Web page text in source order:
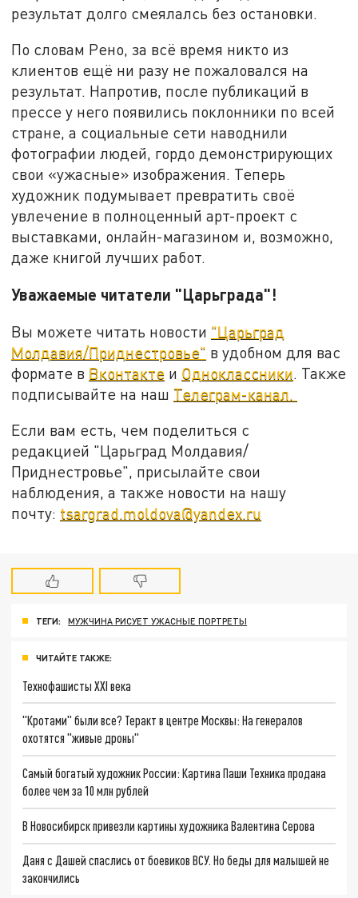
результат долго смеялалсь без остановки.
По словам Рено, за всё время никто из
клиентов ещё ни разу не пожаловался на
результат. Напротив, после публикаций в
прессе у него появились поклонники по всей
стране, а социальные сети наводнили
фотографии людей, гордо демонстрирующих
свои «ужасные» изображения. Теперь
художник подумывает превратить своё
увлечение в полноценный арт-проект с
выставками, онлайн-магазином и, возможно,
даже книгой лучших работ.
Уважаемые читатели "Царьграда"!
Вы можете читать новости "Царьград
Молдавия/Приднестровье" в удобном для вас
формате в Вконтакте и Одноклассники . Также
подписывайте на наш Телеграм-канал.
Если вам есть, чем поделиться с
редакцией "Царьград Молдавия/
Приднестровье", присылайте свои
наблюдения, а также новости на нашу
почту: tsargrad.moldova@yandex.ru
ТЕГИ: МУЖЧИНА РИСУЕТ УЖАСНЫЕ ПОРТРЕТЫ
ЧИТАЙТЕ ТАКЖЕ:
Технофашисты XXI века
"Кротами" были все? Теракт в центре Москвы: На генералов
охотятся "живые дроны"
Самый богатый художник России: Картина Паши Техника продана
более чем за 10 млн рублей
В Новосибирск привезли картины художника Валентина Серова
Даня с Дашей спаслись от боевиков ВСУ. Но беды для малышей не
закончились